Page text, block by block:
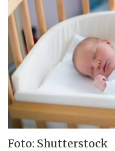
Foto: Shutterstock